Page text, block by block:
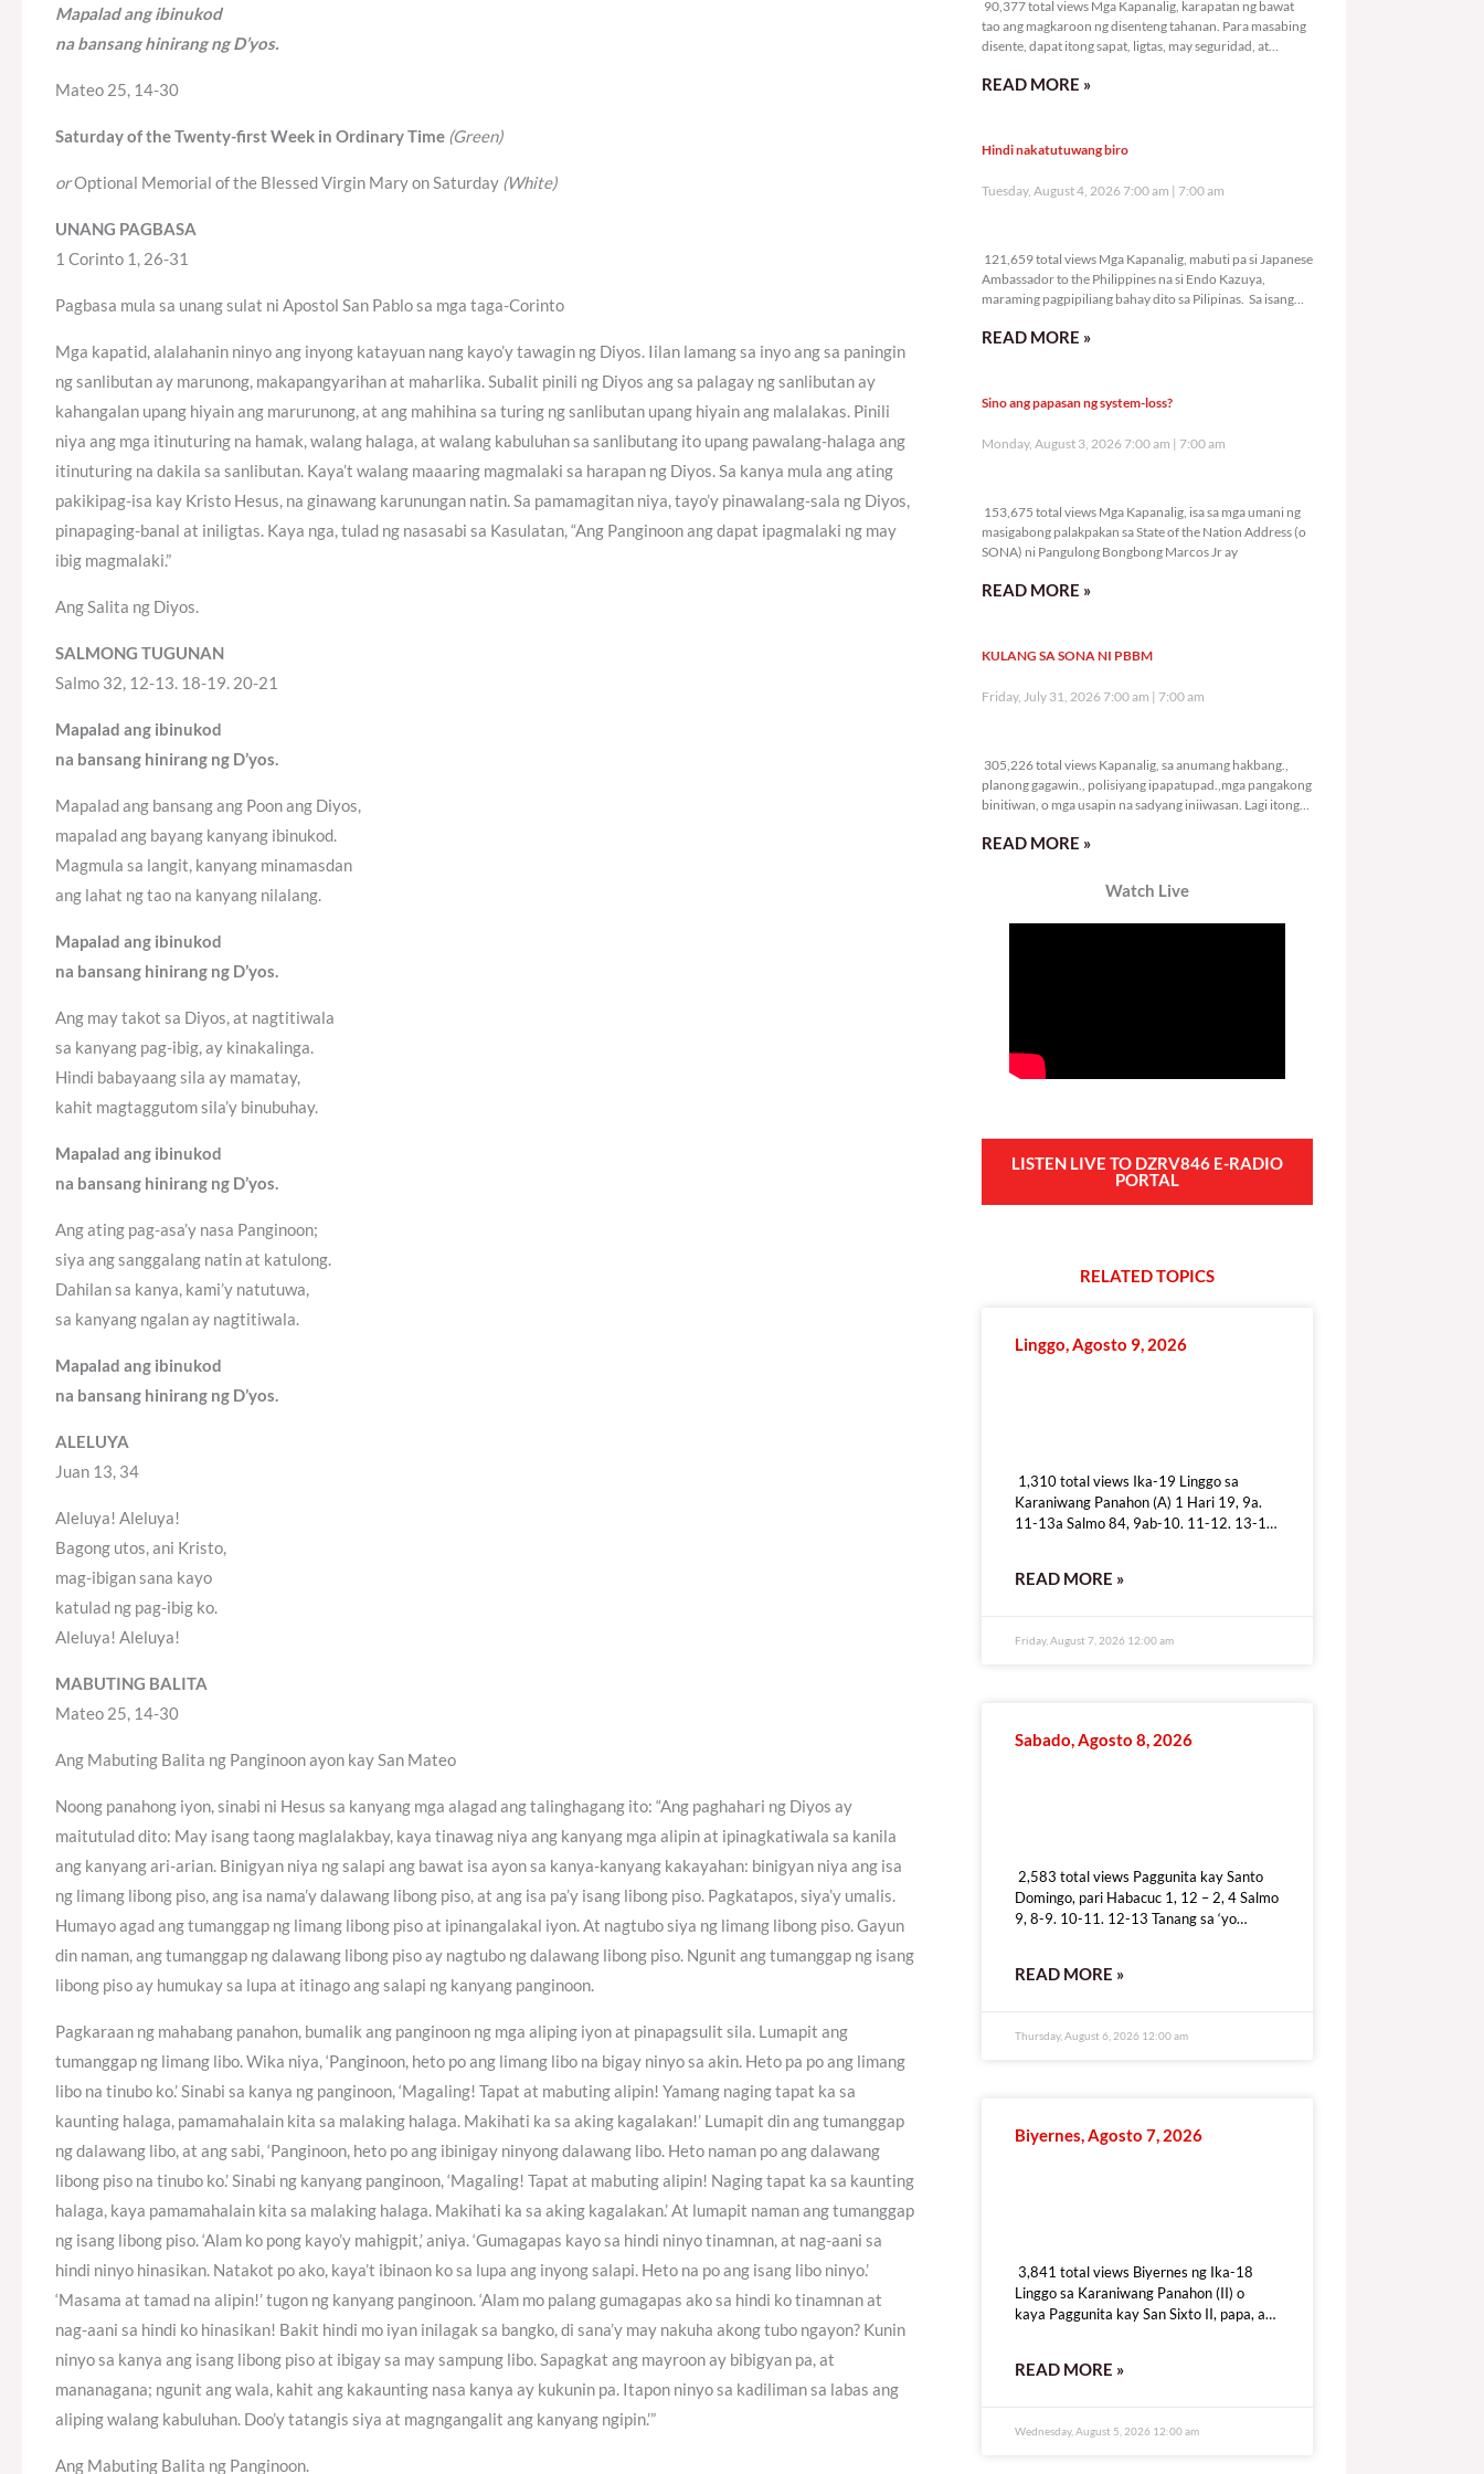
Mapalad ang ibinukod
na bansang hinirang ng D’yos.
Mateo 25, 14-30
Saturday of the Twenty-first Week in Ordinary Time (Green)
orOptional Memorial of the Blessed Virgin Mary on Saturday (White)
UNANG PAGBASA
1 Corinto 1, 26-31
Pagbasa mula sa unang sulat ni Apostol San Pablo sa mga taga-Corinto
Mga kapatid, alalahanin ninyo ang inyong katayuan nang kayo’y tawagin ng Diyos. Iilan lamang sa inyo ang sa paningin
ng sanlibutan ay marunong, makapangyarihan at maharlika. Subalit pinili ng Diyos ang sa palagay ng sanlibutan ay
kahangalan upang hiyain ang marurunong, at ang mahihina sa turing ng sanlibutan upang hiyain ang malalakas. Pinili
niya ang mga itinuturing na hamak, walang halaga, at walang kabuluhan sa sanlibutang ito upang pawalang-halaga ang
itinuturing na dakila sa sanlibutan. Kaya’t walang maaaring magmalaki sa harapan ng Diyos. Sa kanya mula ang ating
pakikipag-isa kay Kristo Hesus, na ginawang karunungan natin. Sa pamamagitan niya, tayo’y pinawalang-sala ng Diyos,
pinapaging-banal at iniligtas. Kaya nga, tulad ng nasasabi sa Kasulatan, “Ang Panginoon ang dapat ipagmalaki ng may
ibig magmalaki.”
Ang Salita ng Diyos.
SALMONG TUGUNAN
Salmo 32, 12-13. 18-19. 20-21
Mapalad ang ibinukod
na bansang hinirang ng D’yos.
Mapalad ang bansang ang Poon ang Diyos,
mapalad ang bayang kanyang ibinukod.
Magmula sa langit, kanyang minamasdan
ang lahat ng tao na kanyang nilalang.
Mapalad ang ibinukod
na bansang hinirang ng D’yos.
Ang may takot sa Diyos, at nagtitiwala
sa kanyang pag-ibig, ay kinakalinga.
Hindi babayaang sila ay mamatay,
kahit magtaggutom sila’y binubuhay.
Mapalad ang ibinukod
na bansang hinirang ng D’yos.
Ang ating pag-asa’y nasa Panginoon;
siya ang sanggalang natin at katulong.
Dahilan sa kanya, kami’y natutuwa,
sa kanyang ngalan ay nagtitiwala.
Mapalad ang ibinukod
na bansang hinirang ng D’yos.
ALELUYA
Juan 13, 34
Aleluya! Aleluya!
Bagong utos, ani Kristo,
mag-ibigan sana kayo
katulad ng pag-ibig ko.
Aleluya! Aleluya!
MABUTING BALITA
Mateo 25, 14-30
Ang Mabuting Balita ng Panginoon ayon kay San Mateo
Noong panahong iyon, sinabi ni Hesus sa kanyang mga alagad ang talinghagang ito: “Ang paghahari ng Diyos ay
maitutulad dito: May isang taong maglalakbay, kaya tinawag niya ang kanyang mga alipin at ipinagkatiwala sa kanila
ang kanyang ari-arian. Binigyan niya ng salapi ang bawat isa ayon sa kanya-kanyang kakayahan: binigyan niya ang isa
ng limang libong piso, ang isa nama’y dalawang libong piso, at ang isa pa’y isang libong piso. Pagkatapos, siya’y umalis.
Humayo agad ang tumanggap ng limang libong piso at ipinangalakal iyon. At nagtubo siya ng limang libong piso. Gayun
din naman, ang tumanggap ng dalawang libong piso ay nagtubo ng dalawang libong piso. Ngunit ang tumanggap ng isang
libong piso ay humukay sa lupa at itinago ang salapi ng kanyang panginoon.
Pagkaraan ng mahabang panahon, bumalik ang panginoon ng mga aliping iyon at pinapagsulit sila. Lumapit ang
tumanggap ng limang libo. Wika niya, ‘Panginoon, heto po ang limang libo na bigay ninyo sa akin. Heto pa po ang limang
libo na tinubo ko.’ Sinabi sa kanya ng panginoon, ‘Magaling! Tapat at mabuting alipin! Yamang naging tapat ka sa
kaunting halaga, pamamahalain kita sa malaking halaga. Makihati ka sa aking kagalakan!’ Lumapit din ang tumanggap
ng dalawang libo, at ang sabi, ‘Panginoon, heto po ang ibinigay ninyong dalawang libo. Heto naman po ang dalawang
libong piso na tinubo ko.’ Sinabi ng kanyang panginoon, ‘Magaling! Tapat at mabuting alipin! Naging tapat ka sa kaunting
halaga, kaya pamamahalain kita sa malaking halaga. Makihati ka sa aking kagalakan.’ At lumapit naman ang tumanggap
ng isang libong piso. ‘Alam ko pong kayo’y mahigpit,’ aniya. ‘Gumagapas kayo sa hindi ninyo tinamnan, at nag-aani sa
hindi ninyo hinasikan. Natakot po ako, kaya’t ibinaon ko sa lupa ang inyong salapi. Heto na po ang isang libo ninyo.’
‘Masama at tamad na alipin!’ tugon ng kanyang panginoon. ‘Alam mo palang gumagapas ako sa hindi ko tinamnan at
nag-aani sa hindi ko hinasikan! Bakit hindi mo iyan inilagak sa bangko, di sana’y may nakuha akong tubo ngayon? Kunin
ninyo sa kanya ang isang libong piso at ibigay sa may sampung libo. Sapagkat ang mayroon ay bibigyan pa, at
mananagana; ngunit ang wala, kahit ang kakaunting nasa kanya ay kukunin pa. Itapon ninyo sa kadiliman sa labas ang
aliping walang kabuluhan. Doo’y tatangis siya at magngangalit ang kanyang ngipin.’”
Ang Mabuting Balita ng Panginoon.
90,377 total views Mga Kapanalig, karapatan ng bawat
tao ang magkaroon ng disenteng tahanan. Para masabing
disente, dapat itong sapat, ligtas, may seguridad, at
READ MORE »
Hindi nakatutuwang biro
Tuesday, August 4, 2026 7:00 am 7:00 am
121,659 total views Mga Kapanalig, mabuti pa si Japanese
Ambassador to the Philippines na si Endo Kazuya,
maraming pagpipiliang bahay dito sa Pilipinas. Sa isang
READ MORE »
Sino ang papasan ng system-loss?
Monday, August 3, 2026 7:00 am 7:00 am
153,675 total views Mga Kapanalig, isa sa mga umani ng
masigabong palakpakan sa State of the Nation Address (o
SONA) ni Pangulong Bongbong Marcos Jr ay
READ MORE »
KULANG SA SONA NI PBBM
Friday, July 31, 2026 7:00 am 7:00 am
305,226 total views Kapanalig, sa anumang hakbang.,
planong gagawin., polisiyang ipapatupad.,mga pangakong
binitiwan, o mga usapin na sadyang iniiwasan. Lagi itong
READ MORE »
Watch Live
LISTEN LIVE TO DZRV846 E-RADIO
PORTAL
RELATEDTOPICS
Linggo, Agosto 9, 2026
1,310 total views Ika-19 Linggo sa
Karaniwang Panahon (A) 1 Hari 19, 9a.
11-13a Salmo 84, 9ab-10. 11-12. 13-14
READ MORE »
Friday, August 7, 2026 12:00 am
Sabado, Agosto 8, 2026
2,583 total views Paggunita kay Santo
Domingo, pari Habacuc 1, 12 – 2, 4 Salmo
9, 8-9. 10-11. 12-13 Tanang sa ‘yo
READ MORE »
Thursday, August 6, 2026 12:00 am
Biyernes, Agosto 7, 2026
3,841 total views Biyernes ng Ika-18
Linggo sa Karaniwang Panahon (II) o
kaya Paggunita kay San Sixto II, papa, at
READ MORE »
Wednesday, August 5, 2026 12:00 am